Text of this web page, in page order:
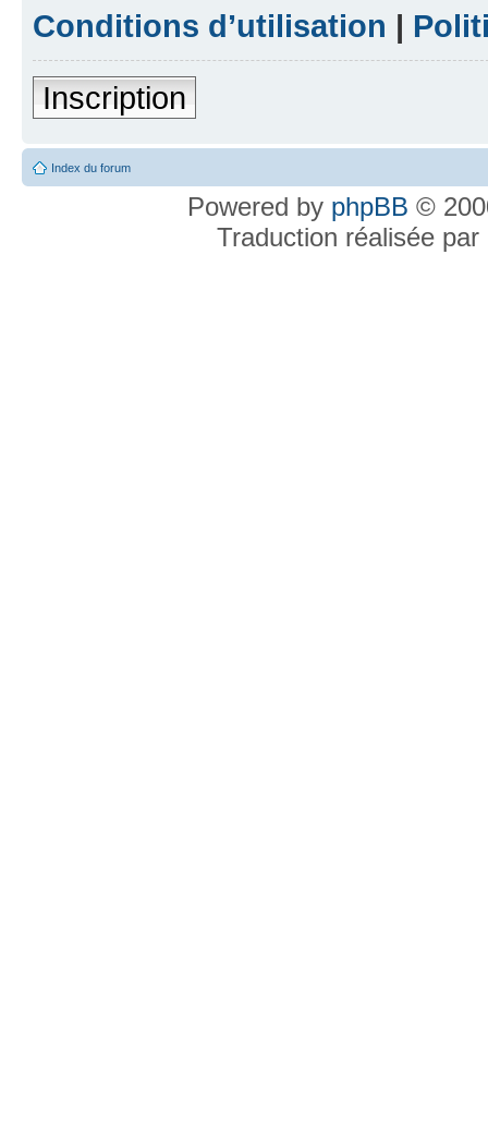
Conditions d’utilisation |
Inscription
Index du forum
Powered by phpBB ©
Traduction réalisée par